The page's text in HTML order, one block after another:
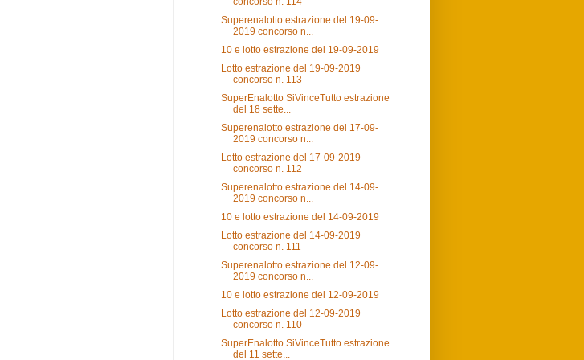
Superenalotto estrazione del 19-09-
2019 concorso n...
10 e lotto estrazione del 19-09-2019
Lotto estrazione del 19-09-2019
concorso n. 113
SuperEnalotto SiVinceTutto estrazione
del 18 sette...
Superenalotto estrazione del 17-09-
2019 concorso n...
Lotto estrazione del 17-09-2019
concorso n. 112
Superenalotto estrazione del 14-09-
2019 concorso n...
10 e lotto estrazione del 14-09-2019
Lotto estrazione del 14-09-2019
concorso n. 111
Superenalotto estrazione del 12-09-
2019 concorso n...
10 e lotto estrazione del 12-09-2019
Lotto estrazione del 12-09-2019
concorso n. 110
SuperEnalotto SiVinceTutto estrazione
del 11 sette...